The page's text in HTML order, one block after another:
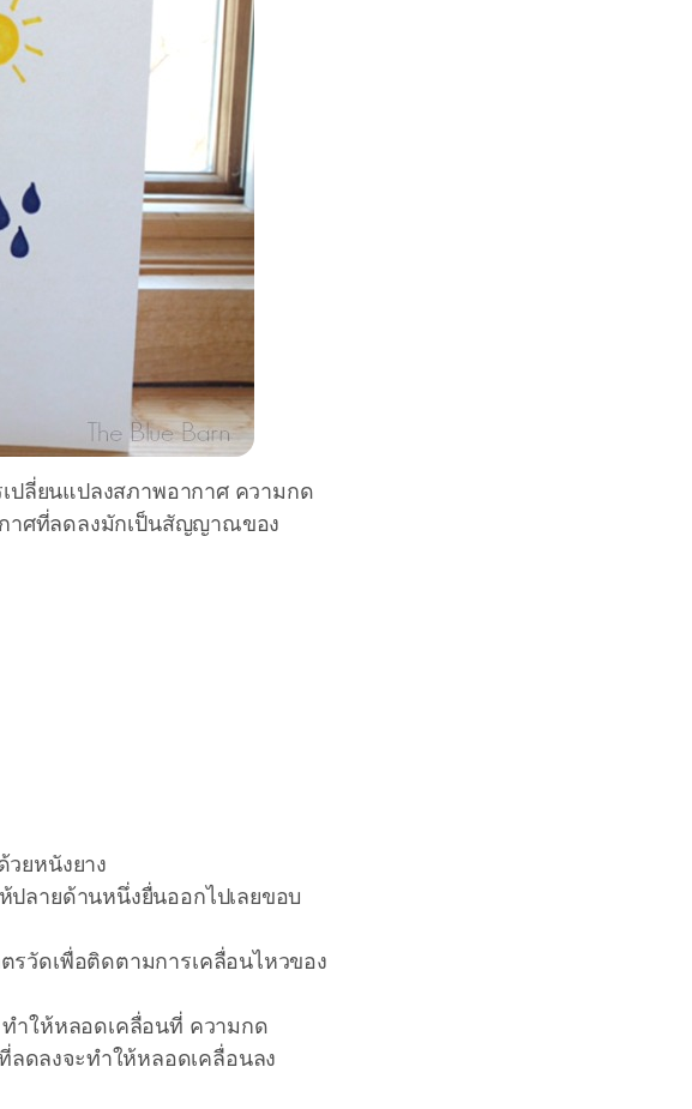
ปลี่ยนแปลงสภาพอากาศ ความกด
าศที่ลดลงมักเป็นสัญญาณของ
ยหนังยาง
ลายด้านหนึ่งยื่นออกไปเลยขอบ
วัดเพื่อติดตามการเคลื่อนไหวของ
ำให้หลอดเคลื่อนที่ ความกด
ดลงจะทำให้หลอดเคลื่อนลง